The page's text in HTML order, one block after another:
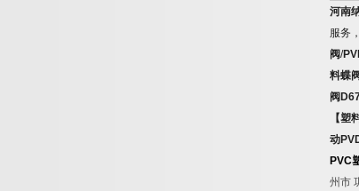
河南
服务
阀/
料蝶阀
阀
【塑
动
PVC
州市